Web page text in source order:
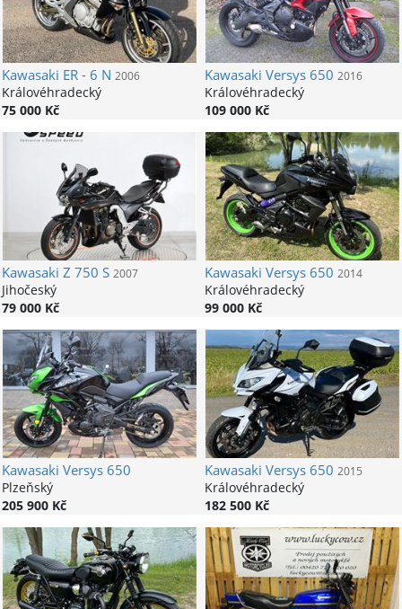
Kawasaki ER - 6 N 2006
Královéhradecký
75 000 Kč
Kawasaki Versys 650 2016
Královéhradecký
109 000 Kč
Kawasaki Z 750 S 2007
Jihočeský
79 000 Kč
Kawasaki Versys 650 2014
Královéhradecký
99 000 Kč
Kawasaki Versys 650
Plzeňský
205 900 Kč
Kawasaki Versys 650 2015
Královéhradecký
182 500 Kč